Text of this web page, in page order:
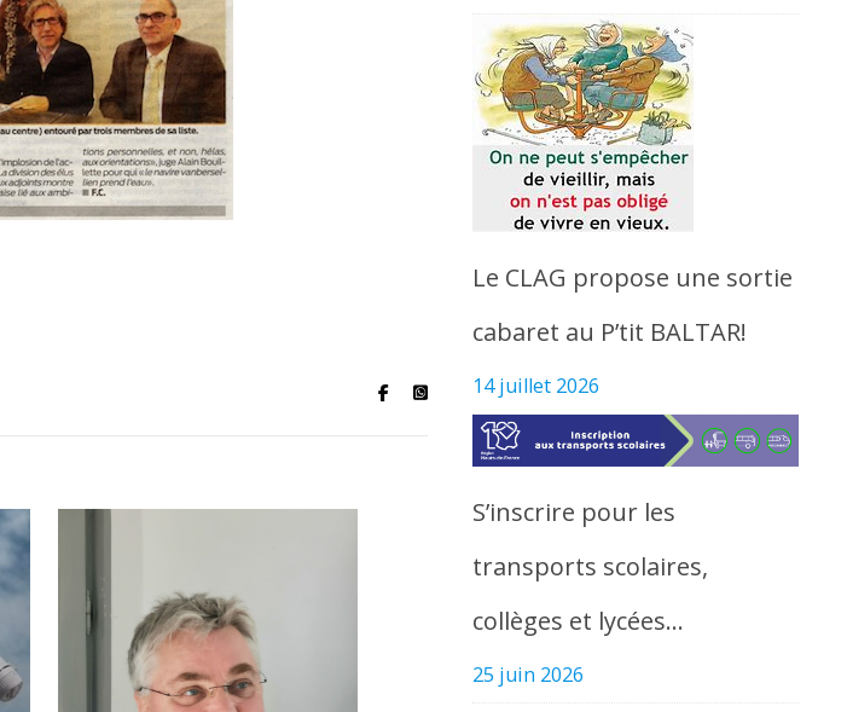
Le CLAG propose une sortie
cabaret au P’tit BALTAR!
14 juillet 2026
S’inscrire pour les
transports scolaires,
collèges et lycées…
25 juin 2026